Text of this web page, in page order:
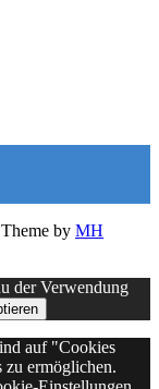
by MH
der Verwendung
auf "Cookies
zu ermöglichen.